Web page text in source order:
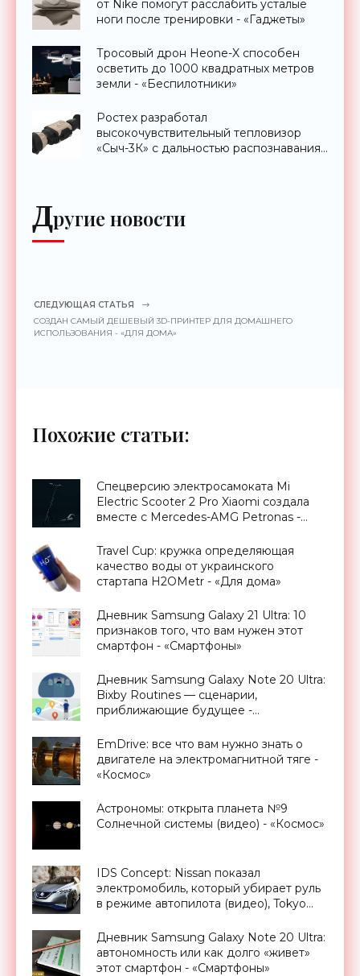
от Nike помогут расслабить усталые
ноги после тренировки - «Гаджеты»
Тросовый дрон Heone-X способен
осветить до 1000 квадратных метров
земли - «Беспилотники»
Ростех разработал
высокочувствительный тепловизор
«Сыч-3К» с дальностью распознавания
Другие новости
СЛЕДУЮЩАЯ СТАТЬЯ
СОЗДАН САМЫЙ ДЕШЕВЫЙ 3D-ПРИНТЕР ДЛЯ ДОМАШНЕГО
ИСПОЛЬЗОВАНИЯ - «ДЛЯ ДОМА»
Похожие статьи:
Спецверсию электросамоката Mi
Electric Scooter 2 Pro Xiaomi создала
вместе с Mercedes-AMG Petronas -
Travel Cup: кружка определяющая
качество воды от украинского
стартапа H2OMetr - «Для дома»
Дневник Samsung Galaxy 21 Ultra: 10
признаков того, что вам нужен этот
смартфон - «Смартфоны»
Дневник Samsung Galaxy Note 20 Ultra:
Bixby Routines — сценарии,
приближающие будущее -
EmDrive: все что вам нужно знать о
двигателе на электромагнитной тяге -
«Космос»
Астрономы: открыта планета №9
Солнечной системы (видео) - «Космос»
IDS Concept: Nissan показал
электромобиль, который убирает руль
в режиме автопилота (видео), Tokyo
Дневник Samsung Galaxy Note 20 Ultra:
автономность или как долго «живет»
этот смартфон - «Смартфоны»